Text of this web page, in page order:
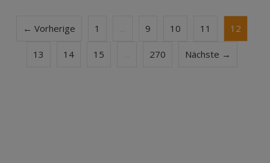
← Vorherige 1 9 10 11 12
13 14 15 270 Nächste →